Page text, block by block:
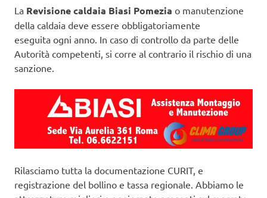
La Revisione caldaia Biasi Pomezia o manutenzione
della caldaia deve essere obbligatoriamente
eseguita ogni anno. In caso di controllo da parte delle
Autorità competenti, si corre al contrario il rischio di una
sanzione.
Rilasciamo tutta la documentazione CURIT, e
registrazione del bollino e tassa regionale. Abbiamo le